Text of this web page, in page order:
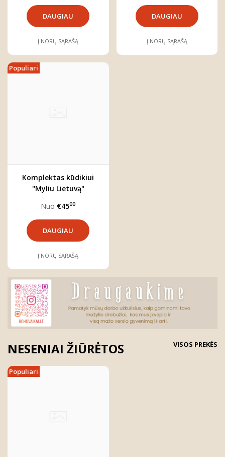
DAUGIAU
Į NORŲ SĄRAŠĄ
DAUGIAU
Į NORŲ SĄRAŠĄ
Populiari
Komplektas kūdikiui
"Myliu Lietuvą"
Nuo €4500
DAUGIAU
Į NORŲ SĄRAŠĄ
NESENIAI ŽIŪRĖTOS VISOS PREKĖS
Populiari